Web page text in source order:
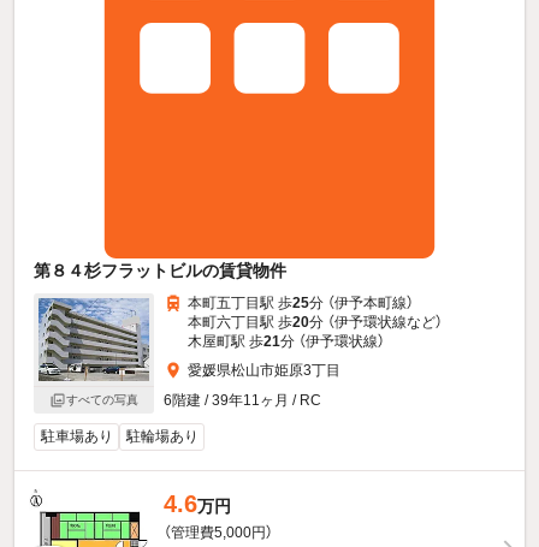
第８４杉フラットビルの賃貸物件
すべての写真
本町五丁目駅 歩25分 （伊予本町線）
本町六丁目駅 歩20分 （伊予環状線など）
木屋町駅 歩21分 （伊予環状線）
愛媛県松山市姫原3丁目
6階建 / 39年11ヶ月 / RC
駐車場あり 駐輪場あり
4.6万円
（管理費5,000円）